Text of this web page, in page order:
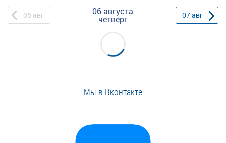
05 авг 06 августа
четверг 07авг
Мы в Вконтакте